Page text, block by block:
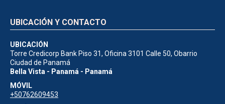
UBICACIÓN Y CONTACTO
UBICACIÓN
Torre Credicorp Bank Piso 31, Oficina 3101 Calle 50, Obarrio
Ciudad de Panamá
Bella Vista - Panamá - Panamá
MÓVIL
+50762609453